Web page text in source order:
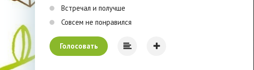
Встречал и получше
Совсем не понравился
Голосовать